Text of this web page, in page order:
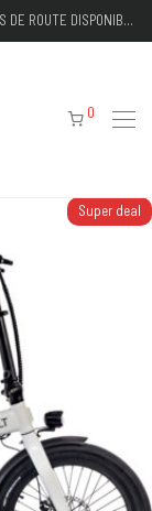
IMMÉDIATEMENT
0
Super deal